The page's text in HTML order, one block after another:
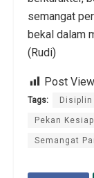
semangat
bekal dalam
(Rudi)
Post
Tags: Disiplin
Pekan
Semangat